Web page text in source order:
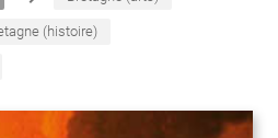
(histoire)